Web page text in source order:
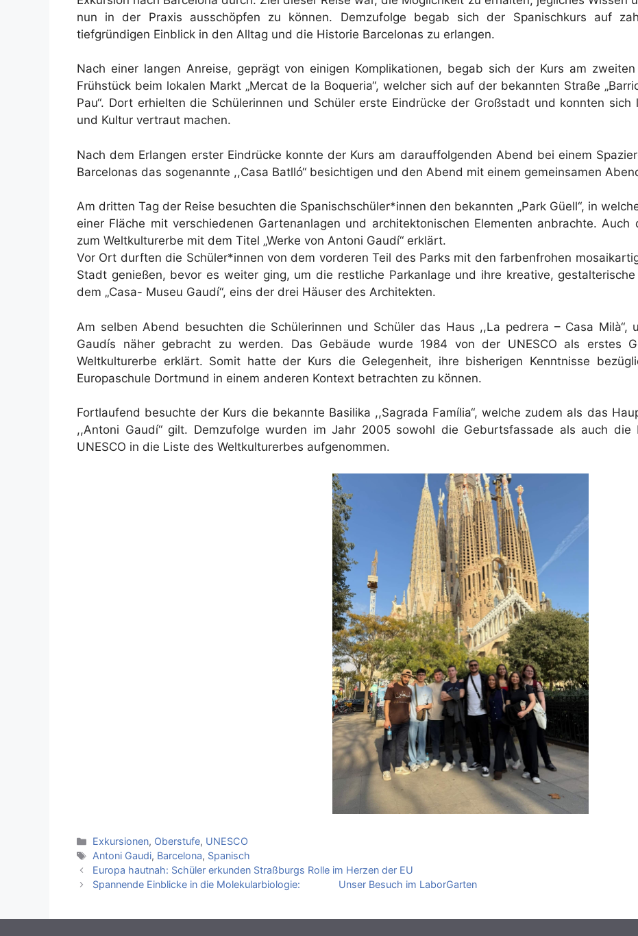
nun in der Praxis ausschöpfen zu können. Demzufolge begab sich der Spanischkurs auf
tiefgründigen Einblick in den Alltag und die Historie Barcelonas zu erlangen.
Nach einer langen Anreise, geprägt von einigen Komplikationen, begab sich der Kurs am
Frühstück beim lokalen Markt „Mercat de la Boqueria“, welcher sich auf der bekannten Straße
Pau“. Dort erhielten die Schülerinnen und Schüler erste Eindrücke der Großstadt und konnten
und Kultur vertraut machen.
Nach dem Erlangen erster Eindrücke konnte der Kurs am darauffolgenden Abend bei einem
Barcelonas das sogenannte ,,Casa Batlló“ besichtigen und den Abend mit einem gemeinsamen
Am dritten Tag der Reise besuchten die Spanischschüler*innen den bekannten „Park Güell“, in
einer Fläche mit verschiedenen Gartenanlagen und architektonischen Elementen anbrachte.
zum Weltkulturerbe mit dem Titel „Werke von Antoni Gaudí“ erklärt.
Vor Ort durften die Schüler*innen von dem vorderen Teil des Parks mit den farbenfrohen
Stadt genießen, bevor es weiter ging, um die restliche Parkanlage und ihre kreative,
dem „Casa- Museu Gaudí“, eins der drei Häuser des Architekten.
Am selben Abend besuchten die Schülerinnen und Schüler das Haus ,,La pedrera – Casa
Gaudís näher gebracht zu werden. Das Gebäude wurde 1984 von der UNESCO als erstes
Weltkulturerbe erklärt. Somit hatte der Kurs die Gelegenheit, ihre bisherigen Kenntnisse
Europaschule Dortmund in einem anderen Kontext betrachten zu können.
Fortlaufend besuchte der Kurs die bekannte Basilika ,,Sagrada Família“, welche zudem als das
,,Antoni Gaudí“ gilt. Demzufolge wurden im Jahr 2005 sowohl die Geburtsfassade als auch
UNESCO in die Liste des Weltkulturerbes aufgenommen.
Kategorien
Exkursionen, Oberstufe, UNESCO
Schlagwörter
Antoni Gaudi, Barcelona, Spanisch
Europa hautnah: Schüler erkunden Straßburgs Rolle im Herzen der EU
Spannende Einblicke in die Molekularbiologie: Unser Besuch im LaborGarten